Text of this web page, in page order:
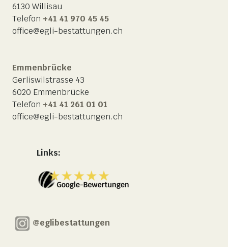
6130 Willisau
Telefon +41 41 970 45 45
office@egli-bestattungen.ch
Emmenbrücke
Gerliswilstrasse 43
6020 Emmenbrücke
Telefon +41 41 261 01 01
office@egli-bestattungen.ch
Links:
@eglibestattungen